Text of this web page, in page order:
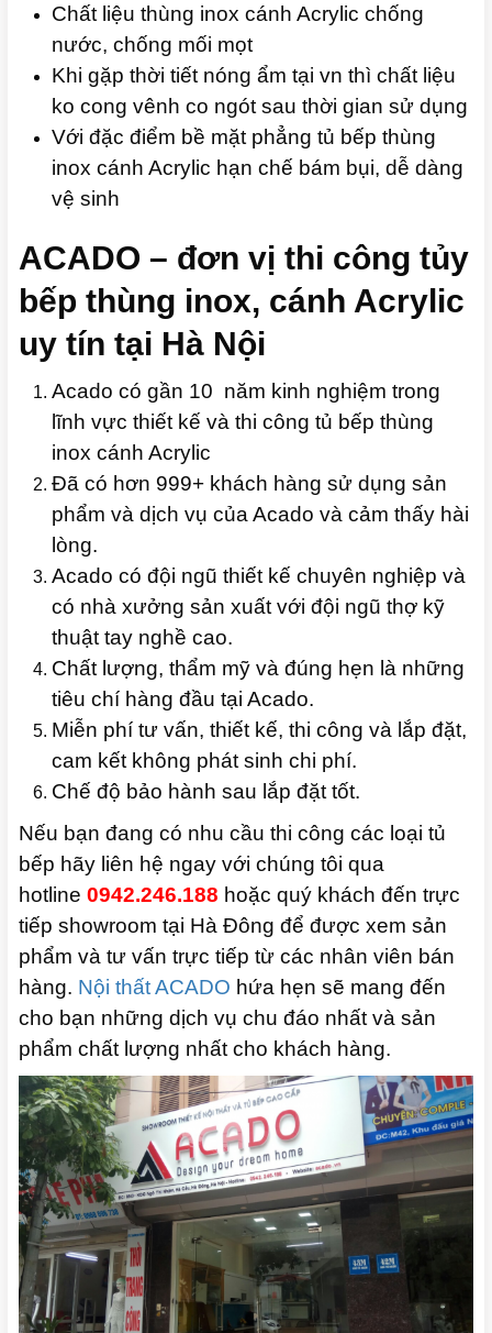
Chất liệu thùng inox cánh Acrylic chống
nước, chống mối mọt
Khi gặp thời tiết nóng ẩm tại vn thì chất liệu
ko cong vênh co ngót sau thời gian sử dụng
Với đặc điểm bề mặt phẳng tủ bếp thùng
inox cánh Acrylic hạn chế bám bụi, dễ dàng
vệ sinh
ACADO – đơn vị thi công tủy
bếp thùng inox, cánh Acrylic
uy tín tại Hà Nội
Acado có gần 10 năm kinh nghiệm trong
lĩnh vực thiết kế và thi công tủ bếp thùng
inox cánh Acrylic
Đã có hơn 999+ khách hàng sử dụng sản
phẩm và dịch vụ của Acado và cảm thấy hài
lòng.
Acado có đội ngũ thiết kế chuyên nghiệp và
có nhà xưởng sản xuất với đội ngũ thợ kỹ
thuật tay nghề cao.
Chất lượng, thẩm mỹ và đúng hẹn là những
tiêu chí hàng đầu tại Acado.
Miễn phí tư vấn, thiết kế, thi công và lắp đặt,
cam kết không phát sinh chi phí.
Chế độ bảo hành sau lắp đặt tốt.
Nếu bạn đang có nhu cầu thi công các loại tủ
bếp hãy liên hệ ngay với chúng tôi qua
hotline 0942.246.188 hoặc quý khách đến trực
tiếp showroom tại Hà Đông để được xem sản
phẩm và tư vấn trực tiếp từ các nhân viên bán
hàng. Nội thất ACADO hứa hẹn sẽ mang đến
cho bạn những dịch vụ chu đáo nhất và sản
phẩm chất lượng nhất cho khách hàng.